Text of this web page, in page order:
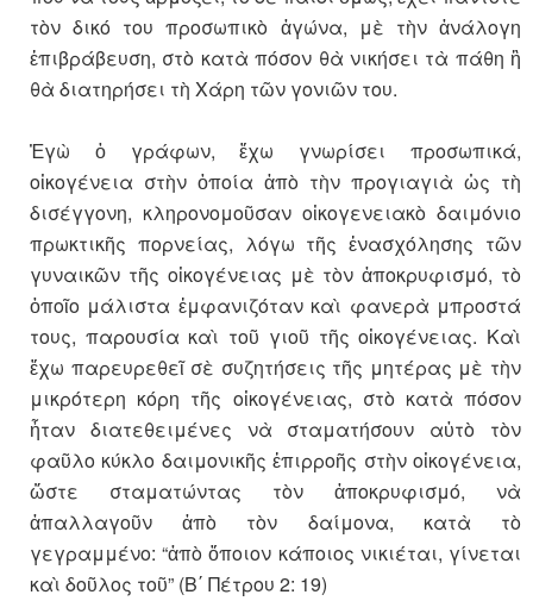
τὸν δικό του προσωπικὸ ἀγώνα, μὲ τὴν ἀνάλογη
ἐπιβράβευση, στὸ κατὰ πόσον θὰ νικήσει τὰ πάθη ἢ
θὰ διατηρήσει τὴ Χάρη τῶν γονιῶν του.
Ἐγὼ ὁ γράφων, ἔχω γνωρίσει προσωπικά,
οἰκογένεια στὴν ὁποία ἀπὸ τὴν προγιαγιὰ ὡς τὴ
δισέγγονη, κληρονομοῦσαν οἰκογενειακὸ δαιμόνιο
πρωκτικῆς πορνείας, λόγω τῆς ἐνασχόλησης τῶν
γυναικῶν τῆς οἰκογένειας μὲ τὸν ἀποκρυφισμό, τὸ
ὁποῖο μάλιστα ἐμφανιζόταν καὶ φανερὰ μπροστά
τους, παρουσία καὶ τοῦ γιοῦ τῆς οἰκογένειας. Καὶ
ἔχω παρευρεθεῖ σὲ συζητήσεις τῆς μητέρας μὲ τὴν
μικρότερη κόρη τῆς οἰκογένειας, στὸ κατὰ πόσον
ἦταν διατεθειμένες νὰ σταματήσουν αὐτὸ τὸν
φαῦλο κύκλο δαιμονικῆς ἐπιρροῆς στὴν οἰκογένεια,
ὥστε σταματώντας τὸν ἀποκρυφισμό, νὰ
ἀπαλλαγοῦν ἀπὸ τὸν δαίμονα, κατὰ τὸ
γεγραμμένο: “ἀπὸ ὅποιον κάποιος νικιέται, γίνεται
καὶ δοῦλος τοῦ” (Β΄ Πέτρου 2: 19)